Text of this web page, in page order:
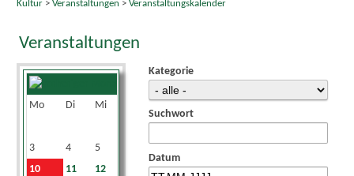
Kultur> Veranstaltungen > Veranstaltungskalender
Veranstaltungen
August 2026
Mo
Di Mi
1
2
3
4 5
10
11 12 14 15
16
Kategorie
Suchwort
Datum